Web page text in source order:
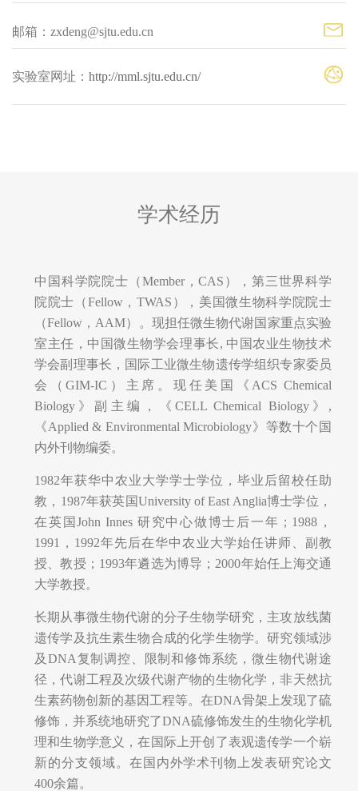
邮箱：zxdeng@sjtu.edu.cn
实验室网址： http://mml.sjtu.edu.cn/
学术经历
中国科学院院士（Member，CAS），第三世界科学
院院士（Fellow，TWAS），美国微生物科学院院士
（Fellow，AAM）。现担任微生物代谢国家重点实验
室主任，中国微生物学会理事长, 中国农业生物技术
学会副理事长，国际工业微生物遗传学组织专家委员
会（GIM-IC）主席。现任美国《ACS Chemical
Biology》副主编，《CELL Chemical Biology》,
《Applied & Environmental Microbiology》等数十个国
内外刊物编委。
1982年获华中农业大学学士学位，毕业后留校任助
教，1987年获英国University of East Anglia博士学位，
在英国John Innes 研究中心做博士后一年；1988，
1991，1992年先后在华中农业大学始任讲师、副教
授、教授；1993年遴选为博导；2000年始任上海交通
大学教授。
长期从事微生物代谢的分子生物学研究，主攻放线菌
遗传学及抗生素生物合成的化学生物学。研究领域涉
及DNA复制调控、限制和修饰系统，微生物代谢途
径，代谢工程及次级代谢产物的生物化学，非天然抗
生素药物创新的基因工程等。在DNA骨架上发现了硫
修饰，并系统地研究了DNA硫修饰发生的生物化学机
理和生物学意义，在国际上开创了表观遗传学一个崭
新的分支领域。在国内外学术刊物上发表研究论文
400余篇。